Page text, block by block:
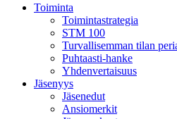
Toiminta
Toimintastrategia
STM 100
Turvallisemman tilan
Puhtaasti-hanke
Yhdenvertaisuus
Jäsenyys
Jäsenedut
Ansiomerkit